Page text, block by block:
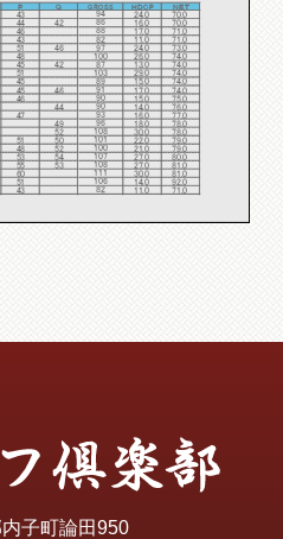
Ｐ Ｑ GROSS ＨＤCP ＮＥＴ
43 94 24.0
70.0
44 42 86 16.0
70.0
46 88 17.0
71.0
43 82 11.0
71.0
51 46 97 24.0
73.0
48 100 26.0
74.0
45 42 87 13.0
74.0
51 103 29.0
74.0
45 89 15.0
74.0
45 46 91 17.0
74.0
46 90 15.0
75.0
44 90 14.0
76.0
47 93 16.0
77.0
49 96 18.0
78.0
52 108 30.0
78.0
51 50 101 22.0
79.0
48 52 100 21.0
79.0
53 54 107 27.0
80.0
55 53 108 27.0
81.0
60 111 30.0
81.0
51 106 14.0
92.0
43 82 11.0 71.0
子町論田950